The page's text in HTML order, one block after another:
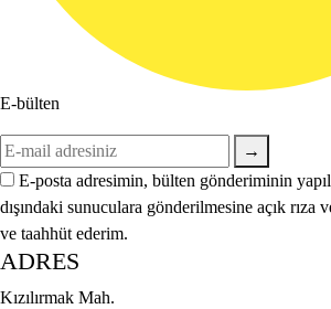
E-bülten
→
E-posta adresimin, bülten gönderiminin
dışındaki sunuculara gönderilmesine açık rıza
ve taahhüt ederim.
ADRES
Kızılırmak Mah.